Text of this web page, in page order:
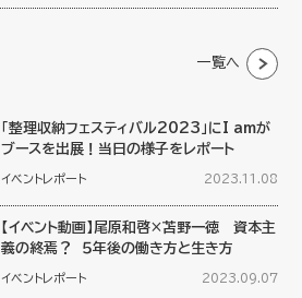
一覧へ
「整理収納フェスティバル2023」にI amが
ブースを出展！当日の様子をレポート
イベントレポート 2023.11.08
【イベント動画】尾原和啓×苫野一徳 資本主
義の終焉？ ５年後の働き方と生き方
イベントレポート 2023.09.07